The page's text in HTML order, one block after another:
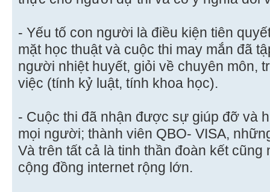
- Yếu tố con người là điều kiện tiên
mặt học thuật và cuộc thi may mắn đã
người nhiệt huyết, giỏi về chuyên môn,
việc (tính kỷ luật, tính khoa học).
- Cuộc thi đã nhận được sự giúp đỡ và
mọi người; thành viên QBO- VISA,
Và trên tất cả là tinh thần đoàn kết
cộng đồng internet rộng lớn.